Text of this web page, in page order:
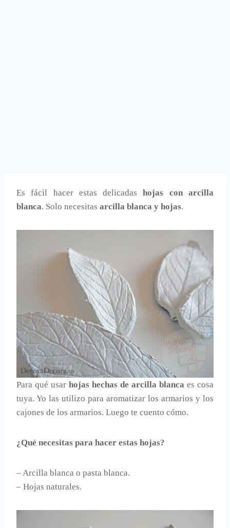
Es fácil hacer estas delicadashojas con arcilla
blanca. Solo necesitas arcilla blanca y hojas.
Para qué usar hojas hechas de arcilla blanca es cosa
tuya. Yo las utilizo para aromatizar los armarios y los
cajones de los armarios. Luego te cuento cómo.
¿Qué necesitas para hacer estas hojas?
– Arcilla blanca o pasta blanca.
– Hojas naturales.